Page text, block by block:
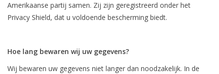
Amerikaanse partij samen. Zij zijn geregistreerd onder het
Privacy Shield, dat u voldoende bescherming biedt.
Hoe lang bewaren wij uw gegevens?
Wij bewaren uw gegevens niet langer dan noodzakelijk. In de